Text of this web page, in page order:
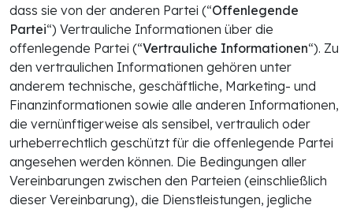
dass sie von der anderen Partei (“Offenlegende
Partei“) Vertrauliche Informationen über die
offenlegende Partei (“Vertrauliche Informationen“). Zu
den vertraulichen Informationen gehören unter
anderem technische, geschäftliche, Marketing- und
Finanzinformationen sowie alle anderen Informationen,
die vernünftigerweise als sensibel, vertraulich oder
urheberrechtlich geschützt für die offenlegende Partei
angesehen werden können. Die Bedingungen aller
Vereinbarungen zwischen den Parteien (einschließlich
dieser Vereinbarung), die Dienstleistungen, jegliche